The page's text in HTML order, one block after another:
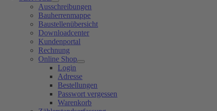
Ausschreibungen
Bauherrenmappe
Baustellenübersicht
Downloadcenter
Kundenportal
Rechnung
Online Shop
Login
Adresse
Bestellungen
Passwort vergessen
Warenkorb